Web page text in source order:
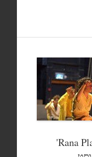
ליאת דרור וניר בן גל- 'Rana Plaza'